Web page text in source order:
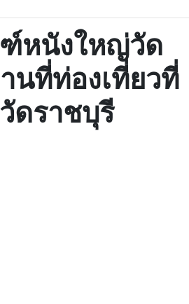
หนังใหญ่วัด
นที่ท่องเที่ยวที่
ดราชบุรี